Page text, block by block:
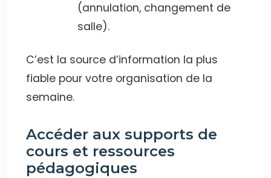
(annulation, changement de
salle).
C’est la source d’information la plus
fiable pour votre organisation de la
semaine.
Accéder aux supports de
cours et ressources
pédagogiques